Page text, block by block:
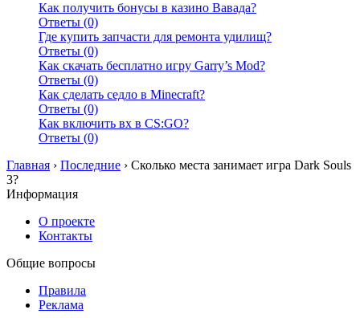
Как получить бонусы в казино Вавада?
Ответы (0)
Где купить запчасти для ремонта удилищ?
Ответы (0)
Как скачать бесплатно игру Garry’s Mod?
Ответы (0)
Как сделать седло в Minecraft?
Ответы (0)
Как включить вх в CS:GO?
Ответы (0)
Главная › Последние › Сколько места занимает игра Dark Souls
3?
Информация
О проекте
Контакты
Общие вопросы
Правила
Реклама